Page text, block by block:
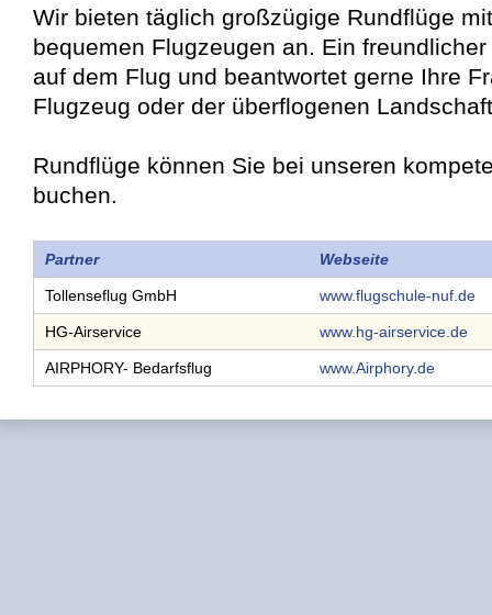
Wir bieten täglich großzügige Rundflüge
bequemen Flugzeugen an. Ein
auf dem Flug und beantwortet gerne Ihre
Flugzeug oder der überflogenen
Rundflüge können Sie bei unseren
buchen.
Partner Webseite
Tollenseflug GmbH www.flugschule-nuf.de
HG-Airservice www.hg-airservice.de
AIRPHORY- Bedarfsflug www.Airphory.de